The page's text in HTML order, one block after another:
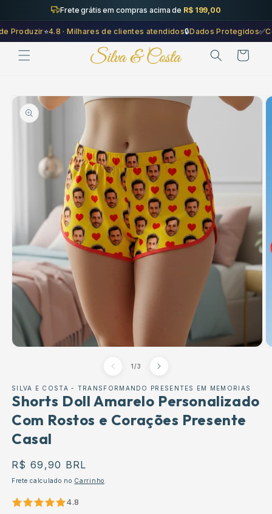
Frete grátis em compras acima de R$ 199,00
conteúdo
⭐ 4.8 · Milhares de clientes atendidos🔒Dados Protegidos✅
Carrinho
a
informação
do produto
em
modal
1/de
3
SILVA E COSTA - TRANSFORMANDO PRESENTES EM MEMORIAS
Shorts Doll Amarelo Personalizado
Com Rostos e Corações Presente
Casal
Preço
normal
R$ 69,90 BRL
Frete calculado no Carrinho
4.8